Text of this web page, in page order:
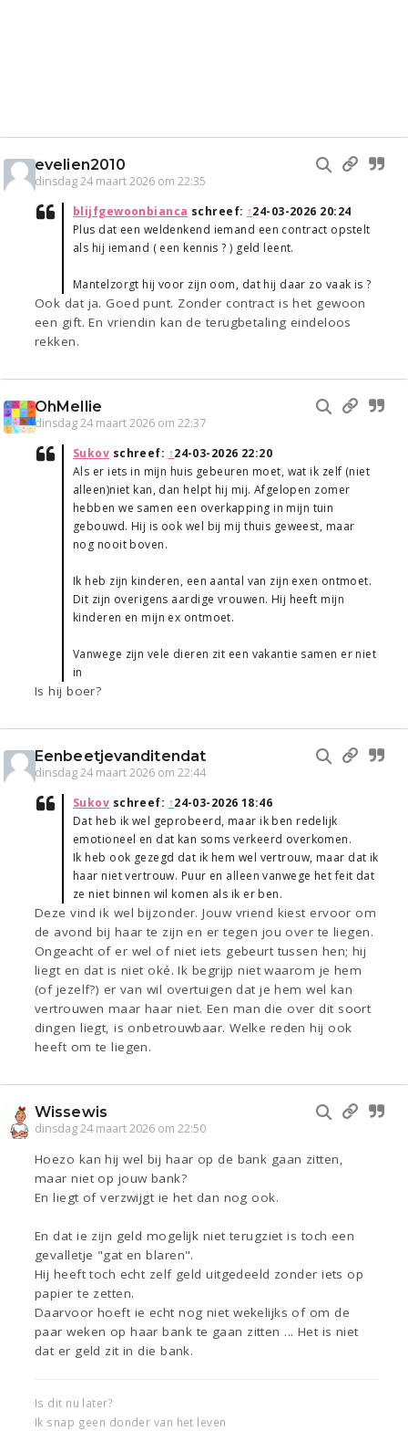
evelien2010
dinsdag 24 maart 2026 om 22:35
blijfgewoonbianca schreef: ↑24-03-2026 20:24
Plus dat een weldenkend iemand een contract opstelt
als hij iemand ( een kennis ? ) geld leent.
Mantelzorgt hij voor zijn oom, dat hij daar zo vaak is ?
Ook dat ja. Goed punt. Zonder contract is het gewoon
een gift. En vriendin kan de terugbetaling eindeloos
rekken.
OhMellie
dinsdag 24 maart 2026 om 22:37
Sukov schreef: ↑24-03-2026 22:20
Als er iets in mijn huis gebeuren moet, wat ik zelf (niet
alleen)niet kan, dan helpt hij mij. Afgelopen zomer
hebben we samen een overkapping in mijn tuin
gebouwd. Hij is ook wel bij mij thuis geweest, maar
nog nooit boven.
Ik heb zijn kinderen, een aantal van zijn exen ontmoet.
Dit zijn overigens aardige vrouwen. Hij heeft mijn
kinderen en mijn ex ontmoet.
Vanwege zijn vele dieren zit een vakantie samen er niet
in
Is hij boer?
Eenbeetjevanditendat
dinsdag 24 maart 2026 om 22:44
Sukov schreef: ↑24-03-2026 18:46
Dat heb ik wel geprobeerd, maar ik ben redelijk
emotioneel en dat kan soms verkeerd overkomen.
Ik heb ook gezegd dat ik hem wel vertrouw, maar dat ik
haar niet vertrouw. Puur en alleen vanwege het feit dat
ze niet binnen wil komen als ik er ben.
Deze vind ik wel bijzonder. Jouw vriend kiest ervoor om
de avond bij haar te zijn en er tegen jou over te liegen.
Ongeacht of er wel of niet iets gebeurt tussen hen; hij
liegt en dat is niet oké. Ik begrijp niet waarom je hem
(of jezelf?) er van wil overtuigen dat je hem wel kan
vertrouwen maar haar niet. Een man die over dit soort
dingen liegt, is onbetrouwbaar. Welke reden hij ook
heeft om te liegen.
Wissewis
dinsdag 24 maart 2026 om 22:50
Hoezo kan hij wel bij haar op de bank gaan zitten,
maar niet op jouw bank?
En liegt of verzwijgt ie het dan nog ook.
En dat ie zijn geld mogelijk niet terugziet is toch een
gevalletje "gat en blaren".
Hij heeft toch echt zelf geld uitgedeeld zonder iets op
papier te zetten.
Daarvoor hoeft ie echt nog niet wekelijks of om de
paar weken op haar bank te gaan zitten ... Het is niet
dat er geld zit in die bank.
Is dit nu later?
Ik snap geen donder van het leven